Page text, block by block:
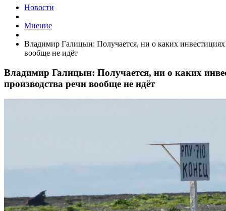
Новости
Мнение
Владимир Галицын: Получается, ни о каких инвестициях
вообще не идёт
Владимир Галицын: Получается, ни о каких
производства речи вообще не идёт